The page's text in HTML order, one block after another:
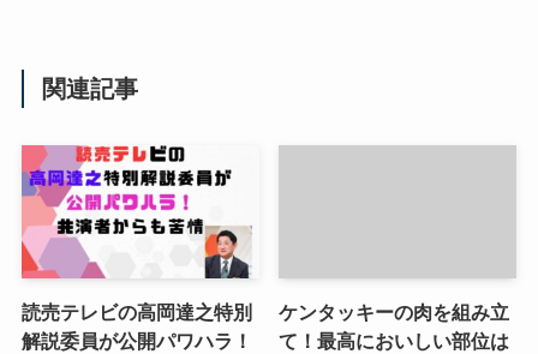
関連記事
読売テレビの高岡達之特別
解説委員が公開パワハラ！
ケンタッキーの肉を組み立
て！最高においしい部位は